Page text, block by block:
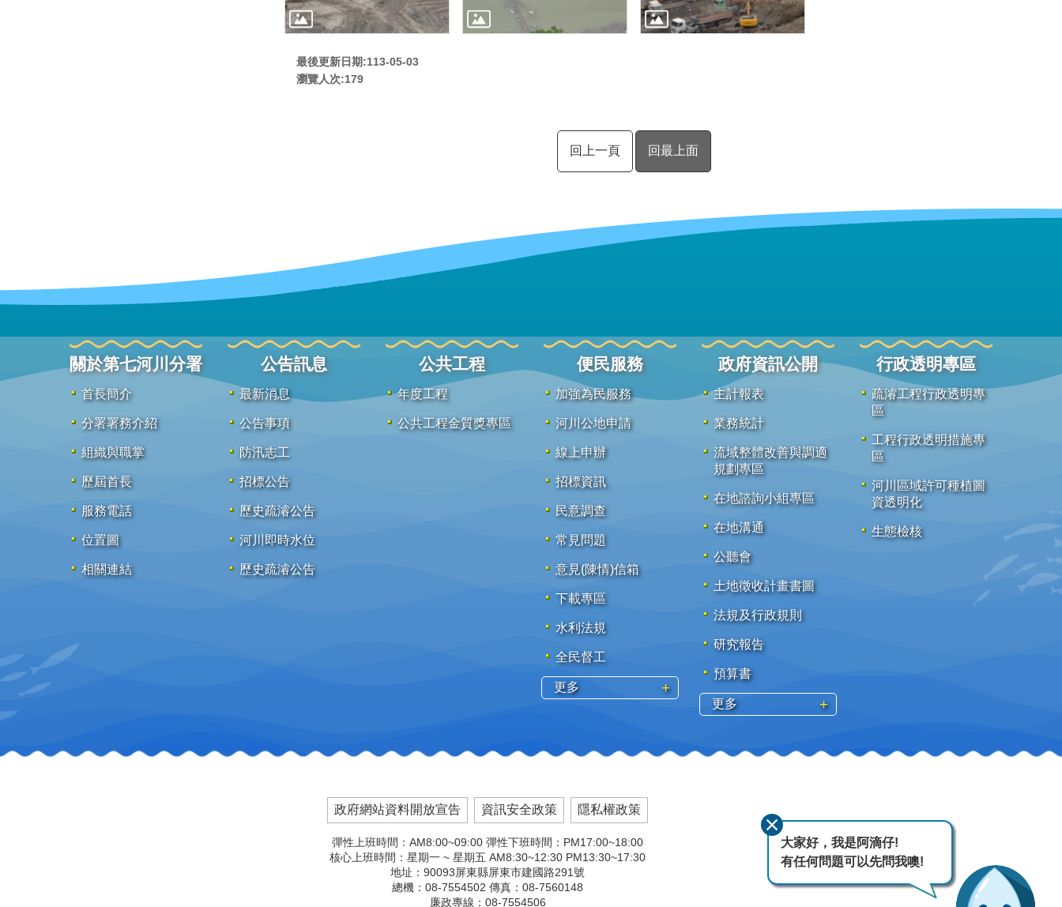
最後更新日期:113-05-03
瀏覽人次:179
回上一頁 回最上面
關於第七河川分署
首長簡介
分署署務介紹
組織與職掌
歷屆首長
服務電話
位置圖
相關連結
公告訊息
最新消息
公告事項
防汛志工
招標公告
歷史疏濬公告
河川即時水位
歷史疏濬公告
公共工程
年度工程
公共工程金質獎專區
便民服務
加強為民服務
河川公地申請
線上申辦
招標資訊
民意調查
常見問題
意見(陳情)信箱
下載專區
水利法規
全民督工
更多
政府資訊公開
主計報表
業務統計
流域整體改善與調適
規劃專區
在地諮詢小組專區
在地溝通
公聽會
土地徵收計畫書圖
法規及行政規則
研究報告
預算書
更多
行政透明專區
疏濬工程行政透明專
區
工程行政透明措施專
區
河川區域許可種植圖
資透明化
生態檢核
政府網站資料開放宣告 資訊安全政策 隱私權政策
彈性上班時間：AM8:00~09:00 彈性下班時間：PM17:00~18:00
核心上班時間：星期一 ~ 星期五 AM8:30~12:30 PM13:30~17:30
地址：90093屏東縣屏東市建國路291號
總機：08-7554502 傳真：08-7560148
廉政專線：08-7554506
大家好，我是阿滴仔!
有任何問題可以先問我噢!